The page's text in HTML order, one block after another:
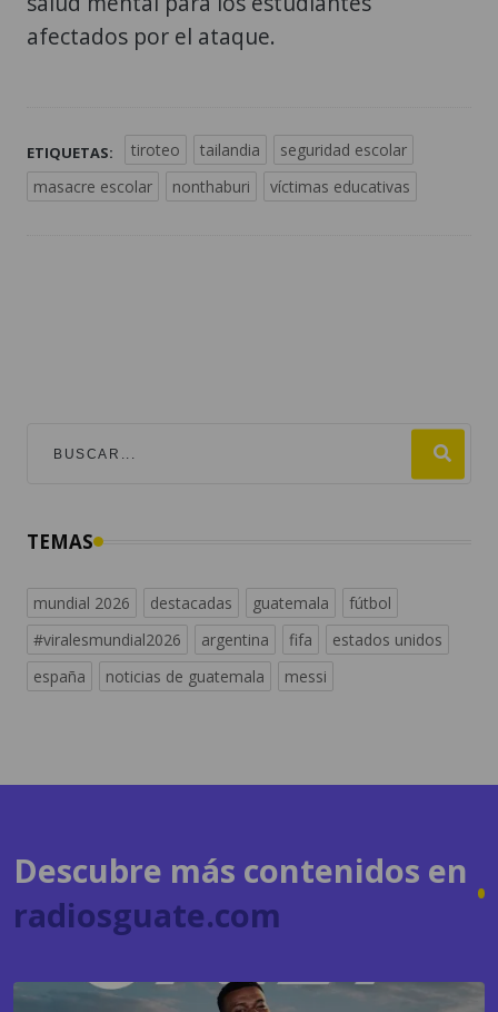
afectados por el ataque.
ETIQUETAS: tiroteo tailandia
seguridad escolar
masacre escolar
nonthaburi víctimas educativas
mundial 2026
españa
noticias de guatemala messi
radiosguate.com